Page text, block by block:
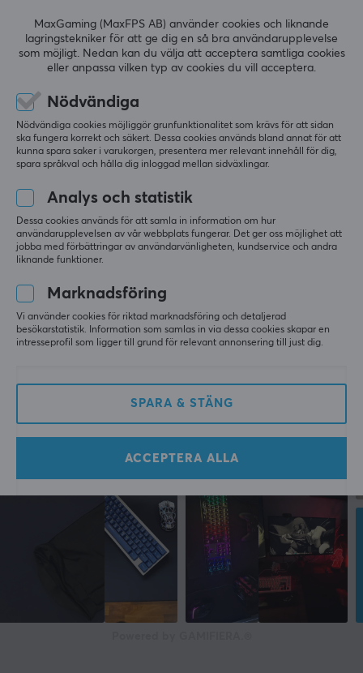
Bredd
900 mm
Djup
350 mm
RECENSIONER (0) FRÅGOR OCH SVAR (0)
0.0
Baserat på 0 recensioner
4
0%
3
0%
2
0%
1
LÄMNA RECENSION
Mer från vårt Community
MaxGaming (MaxFPS AB) använder cookies och liknande
lagringstekniker för att ge dig en så bra användarupplevelse
som möjligt. Nedan kan du välja att acceptera samtliga cookies
eller anpassa vilken typ av cookies du vill acceptera.
Nödvändiga
Nödvändiga cookies möjliggör grunfunktionalitet som krävs för att sidan
ska fungera korrekt och säkert. Dessa cookies används bland annat för att
kunna spara saker i varukorgen, presentera mer relevant innehåll för dig,
spara språkval och hålla dig inloggad mellan sidväxlingar.
Analys och statistik
Dessa cookies används för att samla in information om hur
användarupplevelsen av vår webbplats fungerar. Det ger oss möjlighet att
jobba med förbättringar av användarvänligheten, kundservice och andra
liknande funktioner.
Marknadsföring
Vi använder cookies för riktad marknadsföring och detaljerad
besökarstatistik. Information som samlas in via dessa cookies skapar en
intresseprofil som ligger till grund för relevant annonsering till just dig.
SPARA & STÄNG
ACCEPTERA ALLA